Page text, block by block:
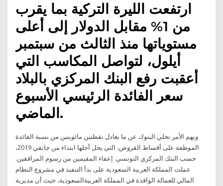
ارتفعت الليرة التركية بما يقرب
من 1% مقابل الدولار إلى أعلى
مستوياتها منذ الثالث من سبتمبر
أيلول، لتواصل المكاسب التي
أعقبت رفع البنك المركزي بالبلاد
سعر الفائدة الرئيسي الأسبوع
الماضي.
ويهم الأمر تخلي البنوك عن ما يعادل نقطتين مائويتين من نسبة الفائدة
الموظفة على أقساط القروض، التي يحل أجلها ابتداء من جانفي 2019،
حسب البنك المركزي التونسي. إعفاء المقيمين من رسوم المرافقين.
عملت المملكة العربية السعودية على بدأ التنفيذ في مشروع النظام
المالي للعمالة الوافدة في المملكة العربيةالسعودية، حيث أن مديرية